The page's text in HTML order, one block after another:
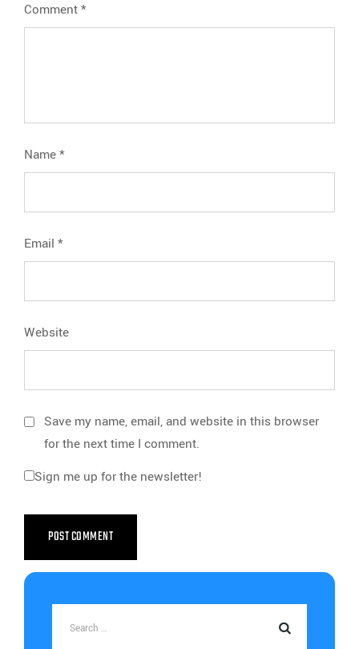
Comment*
Name*
Email *
Website
Save my name, email, and website in this browser
for the next time I comment.
Sign me up for the newsletter!